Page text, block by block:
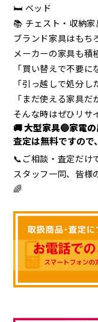
🛏️ ベッド
📚 チェスト・収納
ブランド家具はもち
メーカーの家具も積
「買い替えで不要に
「引っ越しで処分し
「まだ使える家具だ
そんな時はぜひリサ
🚚大型家具🔵家電
査定は無料ですの
📞ご相談・査定だけ
スタッフ一同、皆様
🌈